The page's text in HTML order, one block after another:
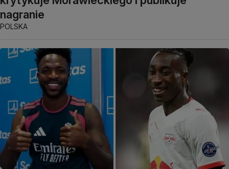
nagranie
POLSKA